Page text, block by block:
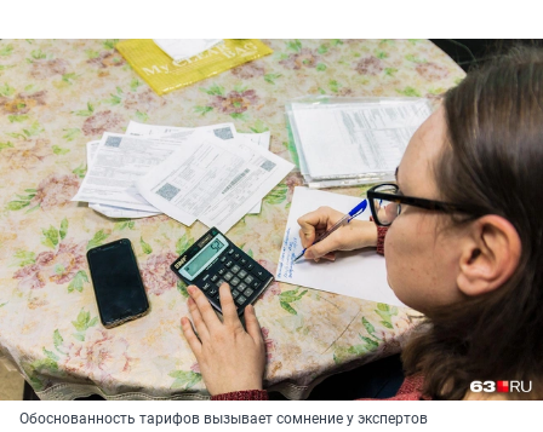
Обоснованность тарифов вызывает сомнение у экспертов